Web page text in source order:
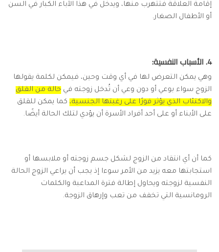
إقامة العلاقة فتتهرب منها، ويدخل في هذا الآباء الكبار في السن
أو الأطفال الصغار.
4. الأسباب النفسية:
وهي يمكن التعرض لها في أي وقت وحين، فيمكن لكلمة يقولها
الزوج سواء بوعي أو دون وعي أن تُدخل زوجته في حالة من القلق
والاكتئاب الذي يؤثر فورًا على رغبتها الجنسية، كما يمكن للقلق
على الأبناء أو على أحد أفراد الأسرة أن يؤدي لتلك الحالة أيضًا.
كما أن أي انتقاد من الزوج لشكل جسم زوجته أو ملابسها أو
استجابتها معه يزيد من الأمر سوءا إذ يجب أن يراعي الزوج الحالة
النفسية لزوجته ويحاول إطالة فترة المداعبة والكلمات
الرومانسية التي تخفف من تعب وإرهاق الزوجة.